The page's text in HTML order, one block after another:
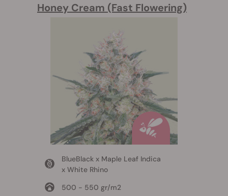
Honey Cream (Fast Flowering)
BlueBlack x Maple Leaf Indica
x White Rhino
500 - 550 gr/m2